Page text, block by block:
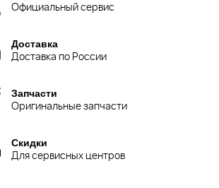
Официальный сервис
Доставка
Доставка по России
Запчасти
Оригинальные запчасти
Скидки
Для сервисных центров